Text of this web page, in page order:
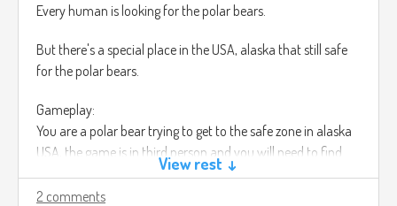
Every human is looking for the polar bears.
But there's a special place in the USA, alaska that still safe
for the polar bears.
Gameplay:
You are a polar bear trying to get to the safe zone in alaska
USA, the game is in third person and you will need to find
ways to get to the safe zone, you will have the choice of
killing the humans that get in your way to the safe zone.
View rest ↓
2 comments